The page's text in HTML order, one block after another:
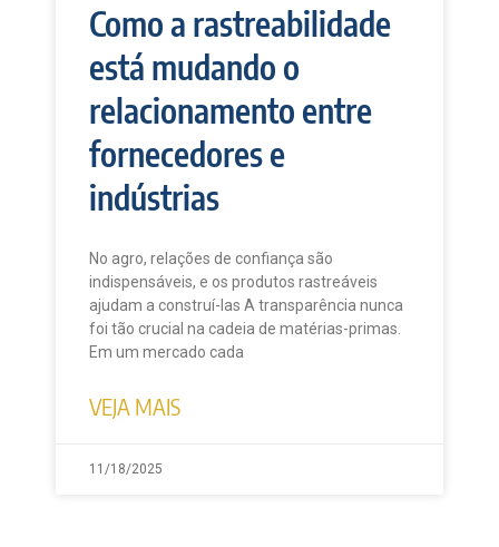
Como a rastreabilidade
está mudando o
relacionamento entre
fornecedores e
indústrias
No agro, relações de confiança são
indispensáveis, e os produtos rastreáveis
ajudam a construí-las A transparência nunca
foi tão crucial na cadeia de matérias-primas.
Em um mercado cada
VEJA MAIS
11/18/2025